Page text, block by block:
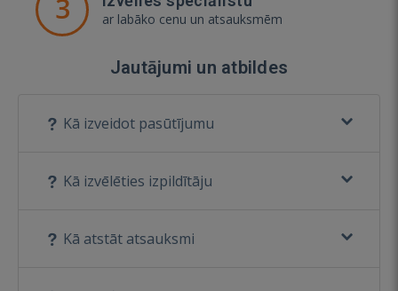
3 ar labāko cenu un atsauksmēm
Jautājumi un atbildes
Kā izveidot pasūtījumu
Kā izvēlēties izpildītāju
Kā atstāt atsauksmi